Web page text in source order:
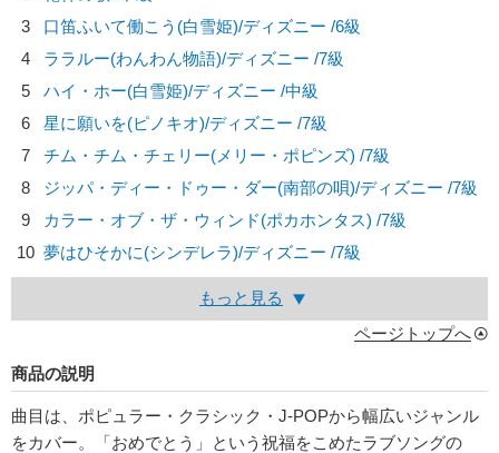
3
口笛ふいて働こう(白雪姫)/ディズニー /6級
4
ララルー(わんわん物語)/ディズニー /7級
5
ハイ・ホー(白雪姫)/ディズニー /中級
6
星に願いを(ピノキオ)/ディズニー /7級
7
チム・チム・チェリー(メリー・ポピンズ) /7級
8
ジッパ・ディー・ドゥー・ダー(南部の唄)/ディズニー /7級
9
カラー・オブ・ザ・ウィンド(ポカホンタス) /7級
10 夢はひそかに(シンデレラ)/ディズニー /7級
もっと見る
ページトップへ
商品の説明
曲目は、ポピュラー・クラシック・J-POPから幅広いジャンル
をカバー。「おめでとう」という祝福をこめたラブソングの